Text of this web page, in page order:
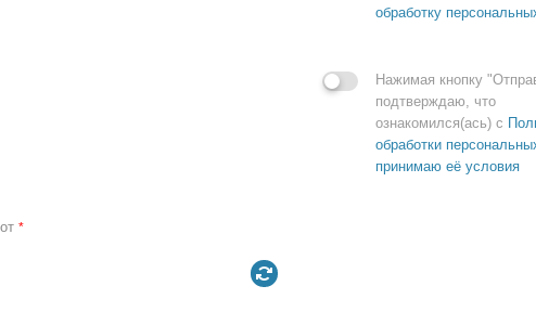
обработку
Нажимая кнопку
подтверждаю, что
ознакомился(ась) с
обработки
принимаю её условия
*